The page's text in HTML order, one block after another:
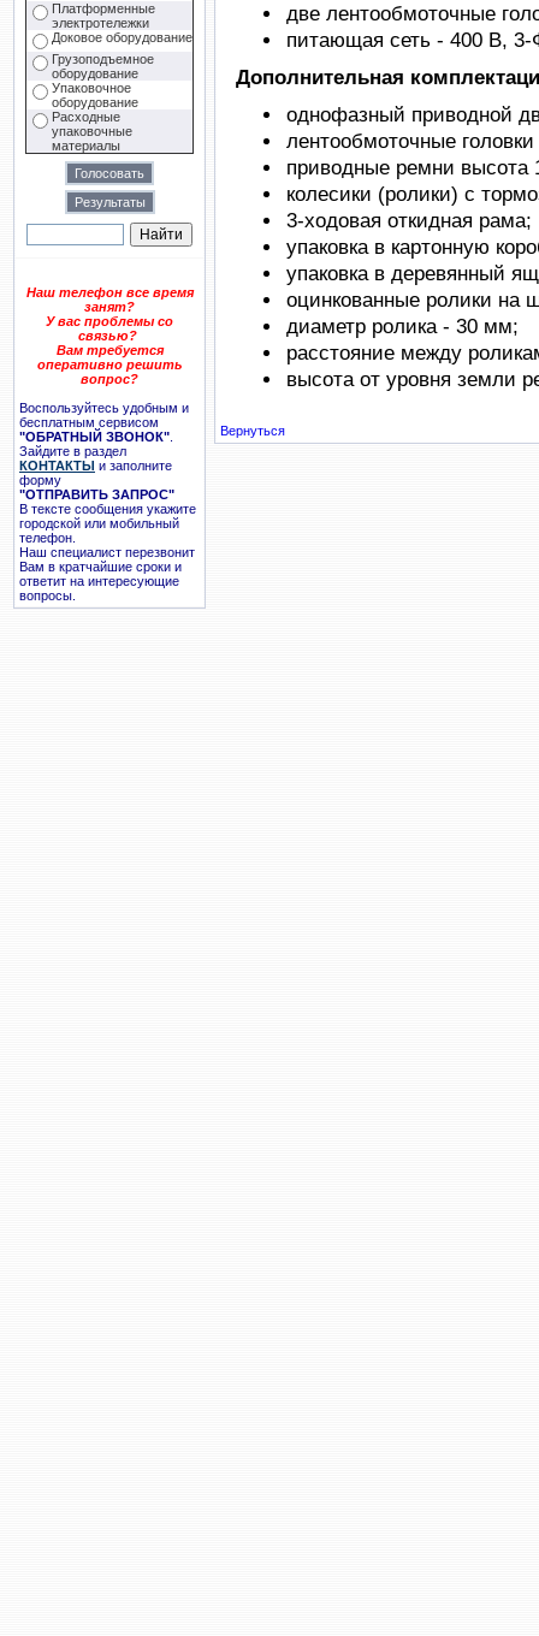
Платформенные
электротележки
Доковое оборудование
Грузоподъемное
оборудование
Упаковочное
оборудование
Расходные
упаковочные
материалы
Наш телефон все время
занят?
У вас проблемы со
связью?
Вам требуется
оперативно решить
вопрос?
Воспользуйтесь удобным и
бесплатным сервисом
"ОБРАТНЫЙ ЗВОНОК"
Зайдите в раздел
КОНТАКТЫ и заполните
форму
"ОТПРАВИТЬ ЗАПРОС"
В тексте сообщения укажите
городской или мобильный
телефон.
Наш специалист перезвонит
Вам в кратчайшие сроки и
ответит на интересующие
вопросы.
две лентообмоточные
питающая сеть - 400 В,
Дополнительная
однофазный приводной
лентообмоточные
приводные ремни высота
колесики (ролики) с
3-ходовая откидная рама;
упаковка в картонную
упаковка в деревянный
оцинкованные ролики на
диаметр ролика - 30 мм;
расстояние между
высота от уровня земли
Вернуться